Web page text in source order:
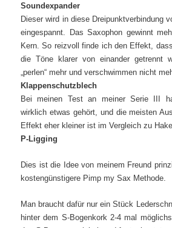
Soundexpander
Dieser wird in diese Dreipunktverbindung
eingespannt. Das Saxophon gewinnt
Kern. So reizvoll finde ich den Effekt,
die Töne klarer von einander getrennt
„perlen“ mehr und verschwimmen nicht
Klappenschutzblech
Bei meinen Test an meiner Serie III
wirklich etwas gehört, und die meisten
Effekt eher kleiner ist im Vergleich zu
P-Ligging
Dies ist die Idee von meinem Freund
kostengünstigere Pimp my Sax Methode.
Man braucht dafür nur ein Stück
hinter dem S-Bogenkork 2-4 mal